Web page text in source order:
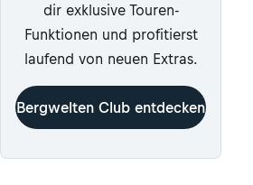
dir exklusive Touren-
Funktionen und profitierst
laufend von neuen Extras.
Bergwelten Club entdecken